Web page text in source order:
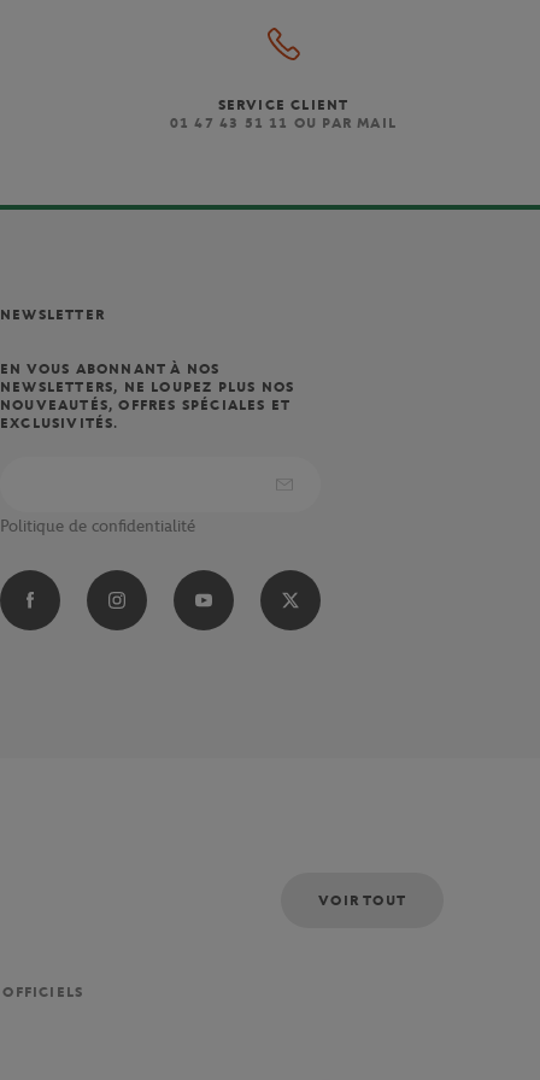
SERVICE CLIENT
01 47 43 51 11 OU PAR MAIL
NEWSLETTER
EN VOUS ABONNANT À NOS
NEWSLETTERS, NE LOUPEZ PLUS NOS
NOUVEAUTÉS, OFFRES SPÉCIALES ET
EXCLUSIVITÉS.
Politique de confidentialité
VOIR TOUT